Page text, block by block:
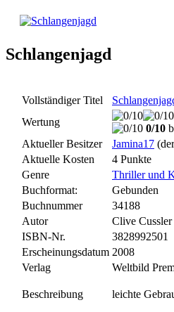
Schlangenjagd
Vollständiger Titel
Wertung
0/10
Aktueller Besitzer
Jamina17
Aktuelle Kosten
4 Punkte
Genre
Thriller und
Buchformat:
Gebunden
Buchnummer
34188
Autor
Clive
ISBN-Nr.
3828992501
Erscheinungsdatum 2008
Verlag
Weltbild
Beschreibung leichte